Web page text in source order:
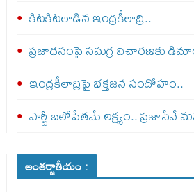
కిటకిటలాడిన ఇంద్రకీలాద్రి..
ప్రజాధనంపై సమగ్ర విచారణకు
ఇంద్రకీలాద్రిపై భక్తజన సందోహం..
పార్టీ బలోపేతమే లక్ష్యం.. ప్రజాసేవే
అంతర్జాతీయం :